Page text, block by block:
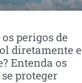
perigos de
diretamente e
Entenda os
proteger